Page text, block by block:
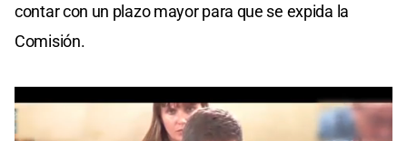
contar con un plazo mayor para que se expida la
Comisión.